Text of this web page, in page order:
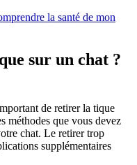
la santé de mon
sur un chat ?
de retirer la tique
méthodes que vous devez
chat. Le retirer trop
supplémentaires